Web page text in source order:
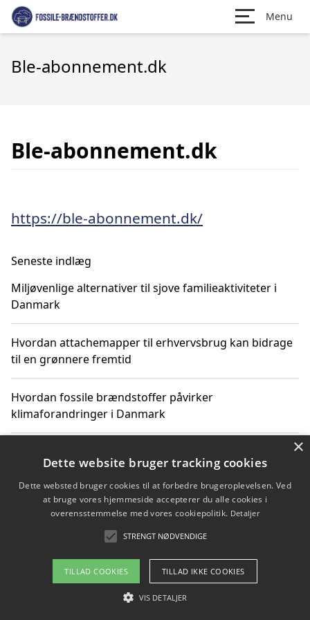
Menu
Ble-abonnement.dk
Ble-abonnement.dk
https://ble-abonnement.dk/
Seneste indlæg
Miljøvenlige alternativer til sjove familieaktiviteter i
Danmark
Hvordan attachemapper til erhvervsbrug kan bidrage
til en grønnere fremtid
Hvordan fossile brændstoffer påvirker
klimaforandringer i Danmark
klimaændringer
Hvordan citater om fossile brændstoffer kan ændre
Copyright 2026 - Pilanto Aps
Om / kontakt
×
Dette website bruger tracking cookies
Dette websted bruger cookies til at forbedre brugeroplevelsen. Ved
at bruge vores hjemmeside accepterer du alle cookies i
overensstemmelse med vores cookiepolitik. Detaljer
STRENGT NØDVENDIGE
TILLAD COOKIES TILLAD IKKE COOKIES
VIS DETALJER